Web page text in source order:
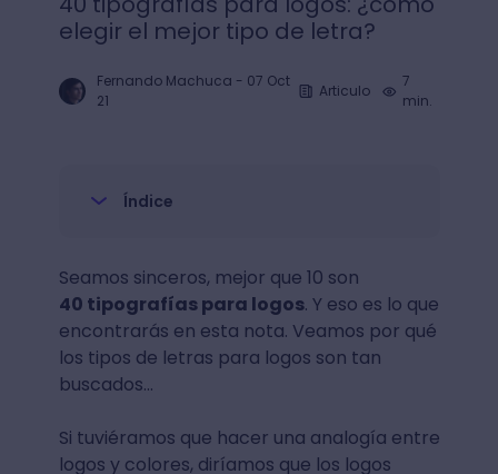
elegir el mejor tipo de letra?
Fernando Machuca - 07 Oct
21
Articulo
7
min.
Índice
Seamos sinceros, mejor que 10 son
40 tipografías para logos. Y eso es lo que
encontrarás en esta nota. Veamos por qué
los tipos de letras para logos son tan
buscados...
Si tuviéramos que hacer una analogía entre
logos y colores, diríamos que los logos